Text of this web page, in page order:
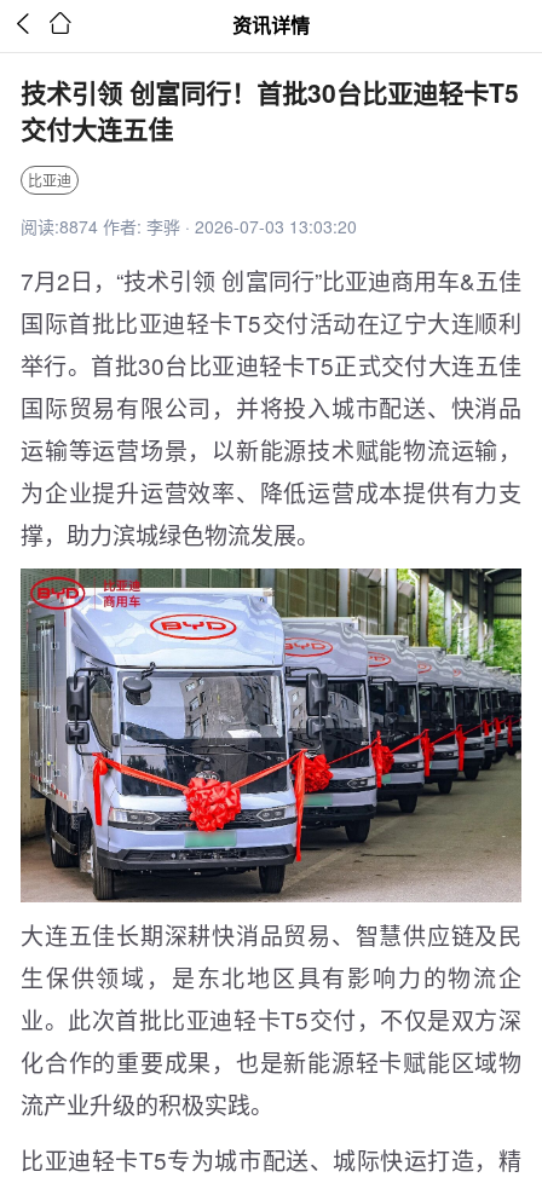
  资讯详情
技术引领 创富同行！首批30台比亚迪轻卡T5
交付大连五佳
比亚迪
阅读:8874 作者: 李骅 · 2026-07-03 13:03:20
7月2日，“技术引领 创富同行”比亚迪商用车&五佳
国际首批比亚迪轻卡T5交付活动在辽宁大连顺利
举行。首批30台比亚迪轻卡T5正式交付大连五佳
国际贸易有限公司，并将投入城市配送、快消品
运输等运营场景，以新能源技术赋能物流运输，
为企业提升运营效率、降低运营成本提供有力支
撑，助力滨城绿色物流发展。
大连五佳长期深耕快消品贸易、智慧供应链及民
生保供领域，是东北地区具有影响力的物流企
业。此次首批比亚迪轻卡T5交付，不仅是双方深
化合作的重要成果，也是新能源轻卡赋能区域物
流产业升级的积极实践。
比亚迪轻卡T5专为城市配送、城际快运打造，精